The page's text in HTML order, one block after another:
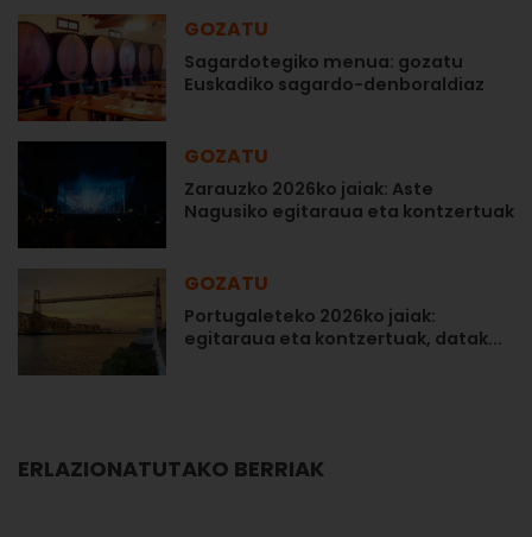
GOZATU
Sagardotegiko menua: gozatu
Euskadiko sagardo-denboraldiaz
GOZATU
Zarauzko 2026ko jaiak: Aste
Nagusiko egitaraua eta kontzertuak
GOZATU
Portugaleteko 2026ko jaiak:
egitaraua eta kontzertuak, datak...
ERLAZIONATUTAKO BERRIAK